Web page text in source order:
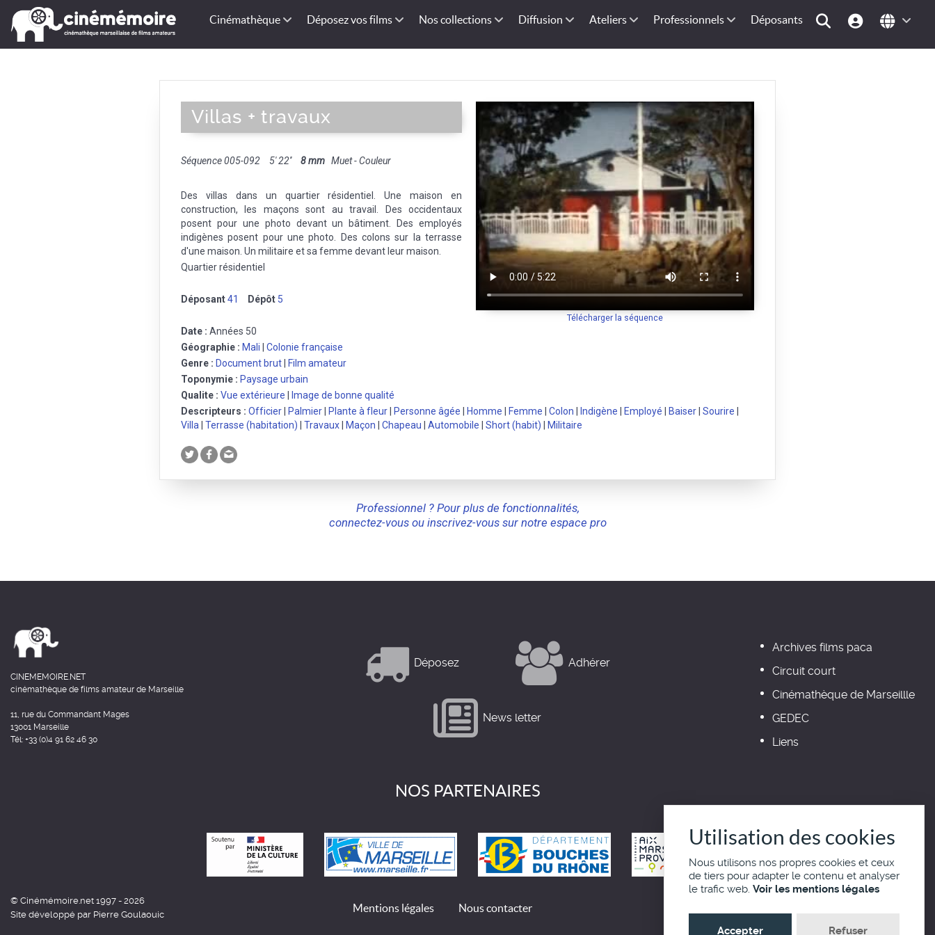
Cinémathèque Déposez vos films Nos collections Diffusion Ateliers Professionnels Déposants
Télécharger la séquence
Villas + travaux
Séquence 005-092 5' 22'' 8 mm Muet - Couleur
Des villas dans un quartier résidentiel. Une maison en
construction, les maçons sont au travail. Des occidentaux
posent pour une photo devant un bâtiment. Des employés
indigènes posent pour une photo. Des colons sur la terrasse
d'une maison. Un militaire et sa femme devant leur maison.
Quartier résidentiel
Déposant41 Dépôt 5
Date : Années 50
Géographie : Mali
Colonie française
Genre : Document brut
Film amateur
Toponymie : Paysage urbain
Qualite : Vue extérieure
Image de bonne qualité
Descripteurs : Officier Palmier Plante à fleur Personne âgée Homme Femme Colon Indigène Employé Baiser Sourire
Villa
Terrasse (habitation) Travaux Maçon Chapeau Automobile Short (habit) Militaire
Professionnel ? Pour plus de fonctionnalités,
connectez-vous ou inscrivez-vous sur notre espace pro
CINEMEMOIRE.NET
cinémathèque de films amateur de Marseille
11, rue du Commandant Mages
13001 Marseille
Tél: +33 (0)4 91 62 46 30
Déposez Adhérer
News letter
Archives films paca
Circuit court
Cinémathèque de Marseillle
GEDEC
Liens
NOS PARTENAIRES
© Cinémémoire.net 1997 - 2026
Site développé par Pierre Goulaouic
Mentions légales Nous contacter
Utilisation des cookies
Nous utilisons nos propres cookies et ceux
de tiers pour adapter le contenu et analyser
le trafic web. Voir les mentions légales
Accepter Refuser